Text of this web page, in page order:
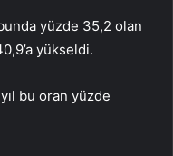
yüzde 35,2 olan
yükseldi.
bu oran yüzde